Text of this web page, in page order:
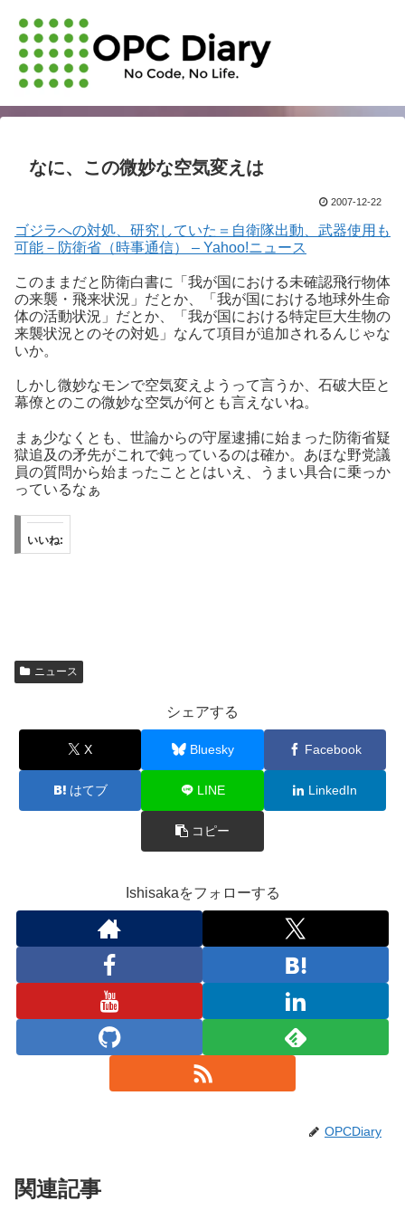
なに、この微妙な空気変えは
2007-12-22
ゴジラへの対処、研究していた＝自衛隊出動、武器使用も
可能－防衛省（時事通信） – Yahoo!ニュース
このままだと防衛白書に「我が国における未確認飛行物体
の来襲・飛来状況」だとか、「我が国における地球外生命
体の活動状況」だとか、「我が国における特定巨大生物の
来襲状況とのその対処」なんて項目が追加されるんじゃな
いか。
しかし微妙なモンで空気変えようって言うか、石破大臣と
幕僚とのこの微妙な空気が何とも言えないね。
まぁ少なくとも、世論からの守屋逮捕に始まった防衛省疑
獄追及の矛先がこれで鈍っているのは確か。あほな野党議
員の質問から始まったこととはいえ、うまい具合に乗っか
っているなぁ
いいね:
ニュース
シェアする
X Bluesky Facebook
はてブ LINE LinkedIn
コピー
Ishisakaをフォローする
OPCDiary
関連記事